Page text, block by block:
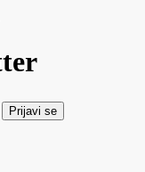
Prijavi se